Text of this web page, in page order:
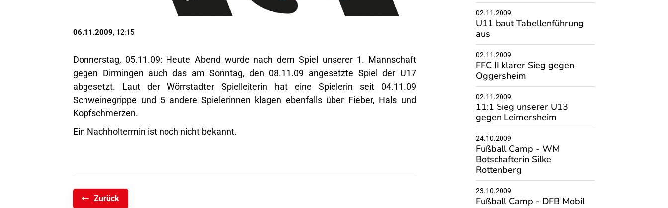
06.11.2009, 12:15
Donnerstag, 05.11.09: Heute Abend wurde nach dem Spiel unserer 1. Mannschaft
gegen Dirmingen auch das am Sonntag, den 08.11.09 angesetzte Spiel der U17
abgesetzt. Laut der Wörrstadter Spielleiterin hat eine Spielerin seit 04.11.09
Schweinegrippe und 5 andere Spielerinnen klagen ebenfalls über Fieber, Hals und
Kopfschmerzen.
Ein Nachholtermin ist noch nicht bekannt.
Zurück
02.11.2009
U11 baut Tabellenführung
aus
02.11.2009
FFC II klarer Sieg gegen
Oggersheim
02.11.2009
11:1 Sieg unserer U13
gegen Leimersheim
24.10.2009
Fußball Camp - WM
Botschafterin Silke
Rottenberg
23.10.2009
Fußball Camp - DFB Mobil